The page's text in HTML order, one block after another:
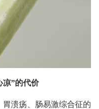
凉”的代价
溃疡、肠易激综合征的